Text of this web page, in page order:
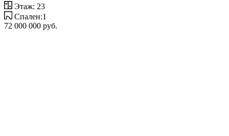
Этаж: 23
Спален:1
72 000 000 руб.